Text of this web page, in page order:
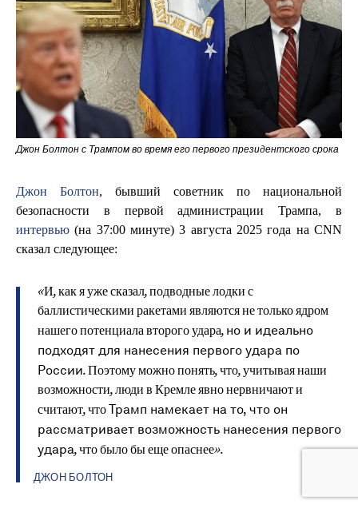
Джон Болтон с Трампом во время его первого президентского срока
Джон Болтон, бывший советник по национальной
безопасности в первой администрации Трампа, в
интервью (на 37:00 минуте) 3 августа 2025 года на CNN
сказал следующее:
«И, как я уже сказал, подводные лодки с
баллистическими ракетами являются не только ядром
нашего потенциала второго удара, но и идеально
подходят для нанесения первого удара по
России. Поэтому можно понять, что, учитывая наши
возможности, люди в Кремле явно нервничают и
считают, чтоТрамп намекает на то, что он
рассматривает возможность нанесения первого
удара, что было бы еще опаснее».
ДЖОН БОЛТОН